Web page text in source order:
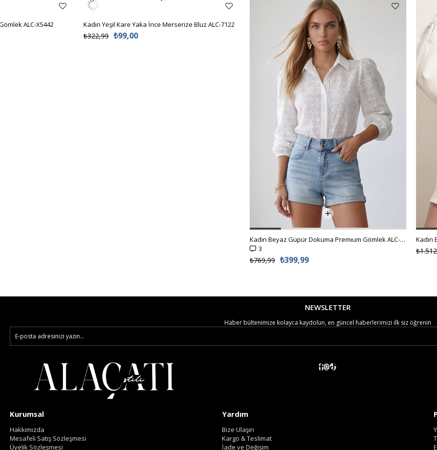
Kadın Yeşil Kare Yaka İnce Merserize Bluz ALC-7122
Kadın Beyaz Güpür Dokuma Premıum Gömlek ALC-X4366
3
₺399,99
₺769,99
NEWSLETTER
Haber bültenimize kolayca kaydolun, en güncel haberlerimizi ilk siz öğrenin
Kurumsal
Hakkımızda
Mesafeli Satış Sözleşmesi
Üyelik Sözleşmesi
Yardım
Bize Ulaşın
Kargo & Teslimat
İade ve Değişim